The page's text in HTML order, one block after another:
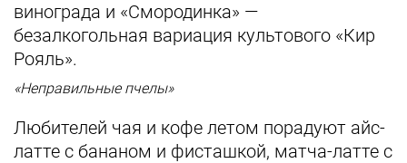
винограда и «Смородинка» —
безалкогольная вариация культового «Кир
Рояль».
«Неправильные пчелы»
Любителей чая и кофе летом порадуют айс-
латте с бананом и фисташкой, матча-латте с